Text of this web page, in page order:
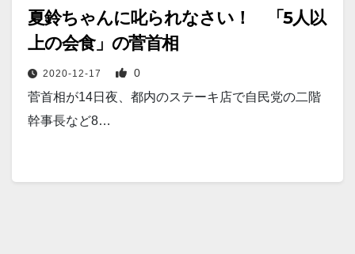
夏鈴ちゃんに叱られなさい！ 「5人以
上の会食」の菅首相
2020-12-17 0
菅首相が14日夜、都内のステーキ店で自民党の二階
幹事長など8…